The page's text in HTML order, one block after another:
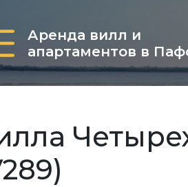
Аренда вилл и
апартаментов в